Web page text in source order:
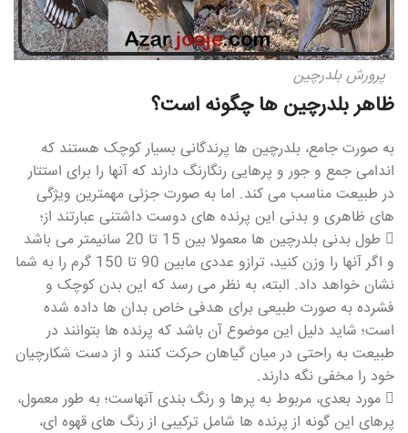
پرورش بلدرچین
ظاهر بلدرچین ها چگونه است؟
به صورت جامع، بلدرچین ها پرندگانی بسیار کوچک هستند که
اندامی جمع و جور و پرهایی رنگارنگ دارند که آنها را برای استتار
در طبیعت مناسب می کند. اما به صورت جزئی مهمترین ویژگی
های ظاهری و بدنی این پرنده های دوست داشتنی عبارتند از؛
 طول بدنی بلدرچین ها معمولا بین 15 تا 20 سانیمتر می باشد
و اگر آنها را وزن کنید، ترازو عددی مابین 90 تا 150 گرم را به شما
نشان خواهد داد. البته، به نظر می رسد که این بدن کوچک و
فشرده به صورت طبیعی برای هدفی خاص بدان ها داده شده
است؛ شاید دلیل این موضوع آن باشد که پرنده ها بتوانند در
طبیعت به راحتی در میان گیاهان حرکت کنند و از دست شکارچیان
خود را مخفی نگه دارند.
 مورد بعدی، مربوط به پرها و رنگ بندی آنهاست؛ به طور معمول،
پرهای این گونه از پرنده ها شامل ترکیبی از رنگ های قهوه ای،